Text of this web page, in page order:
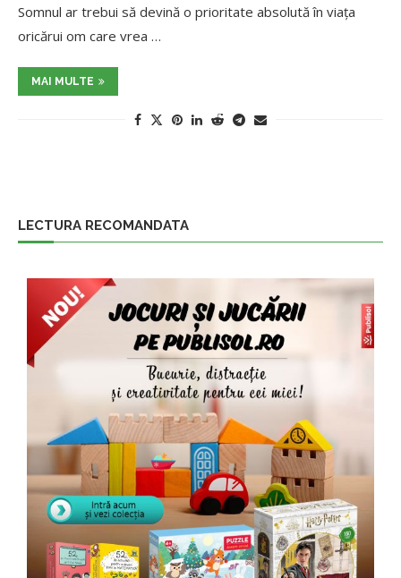
Somnul ar trebui să devină o prioritate absolută în viața
oricărui om care vrea …
MAI MULTE
LECTURA RECOMANDATA